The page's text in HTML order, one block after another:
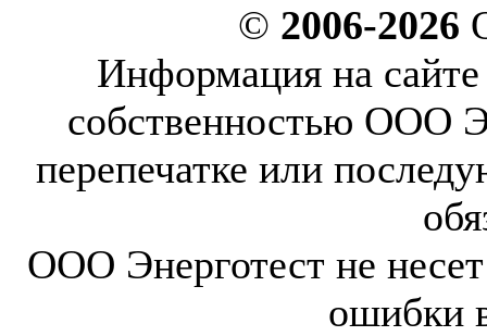
© 2006-2026
Информация на сайте
собственностью ООО
перепечатке или
ООО Энерготест не несет
ошибки